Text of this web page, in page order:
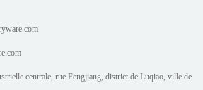
centrale, rue Fengjiang, district de Luqiao, ville de